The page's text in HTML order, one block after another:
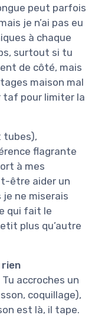
peut parfois
je n’ai pas eu
à chaque
surtout si tu
de côté, mais
maison mal
taf pour limiter la
tubes),
flagrante
à mes
être aider un
ne miserais
qui fait le
plus qu’autre
rien
Tu accroches un
coquillage),
est là, il tape.